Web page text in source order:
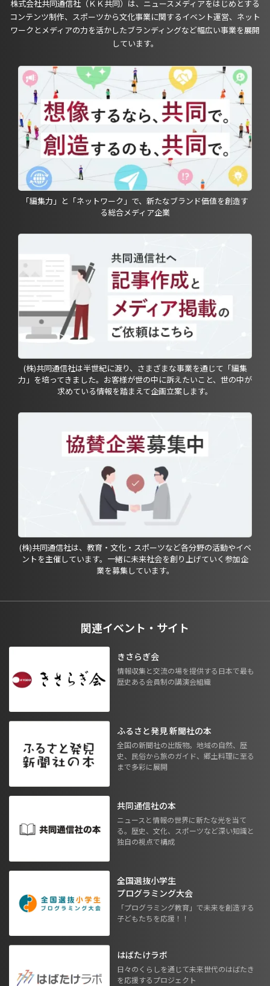
株式会社共同通信社（ＫＫ共同）は、ニュースメディアをはじめとする
コンテンツ制作、スポーツから文化事業に関するイベント運営、ネット
ワークとメディアの力を活かしたブランディングなど幅広い事業を展開
しています。
「編集力」と「ネットワーク」で、新たなブランド価値を創造す
る総合メディア企業
(株)共同通信社は半世紀に渡り、さまざまな事業を通じて「編集
力」を培ってきました。お客様が世の中に訴えたいこと、世の中が
求めている情報を踏まえて企画立案します。
(株)共同通信社は、教育・文化・スポーツなど各分野の活動やイベ
ントを主催しています。一緒に未来社会を創り上げていく参加企
業を募集しています。
関連イベント・サイト
きさらぎ会
情報収集と交流の場を提供する日本で最も
歴史ある会員制の講演会組織
ふるさと発見 新聞社の本
全国の新聞社の出版物。地域の自然、歴
史、民俗から旅のガイド、郷土料理に至る
まで多彩に展開
共同通信社の本
ニュースと情報の世界に新たな光を当て
る。歴史、文化、スポーツなど深い知識と
独自の視点で構成
全国選抜小学生
プログラミング大会
「プログラミング教育」で未来を創造する
子どもたちを応援！！
はばたけラボ
日々のくらしを通じて未来世代のはばたき
を応援するプロジェクト